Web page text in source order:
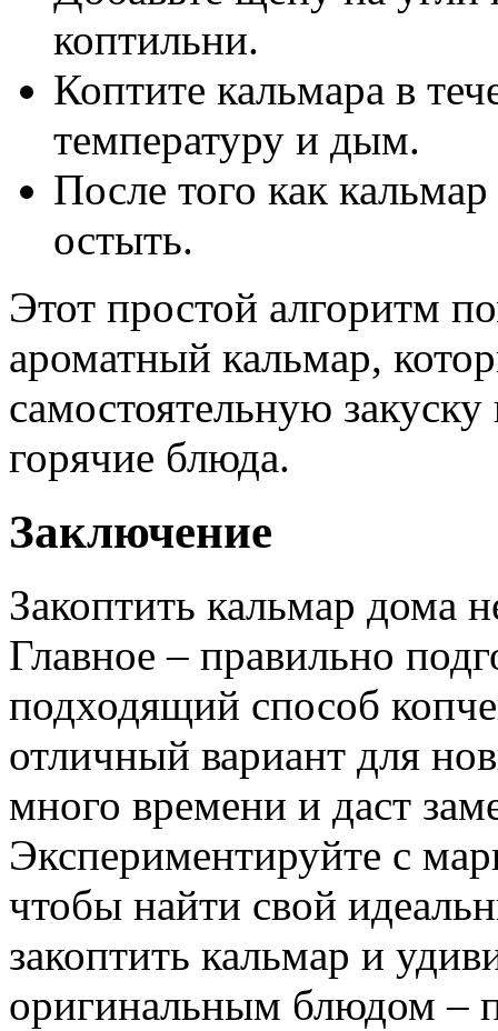
коптильни.
Коптите кальмара в
температуру и дым.
После того как
остыть.
Этот простой алгоритм
ароматный кальмар,
самостоятельную
горячие блюда.
Заключение
Закоптить кальмар дома
Главное – правильно
подходящий способ
отличный вариант для
много времени и даст
Экспериментируйте с
чтобы найти свой
закоптить кальмар и
оригинальным блюдом –